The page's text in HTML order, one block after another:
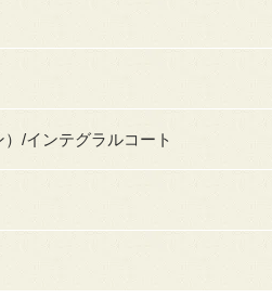
/インテグラルコート